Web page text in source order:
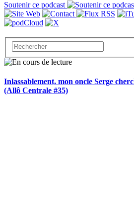
Soutenir ce podcast
Inlassablement, mon oncle Serge
(Allô Centrale #35)